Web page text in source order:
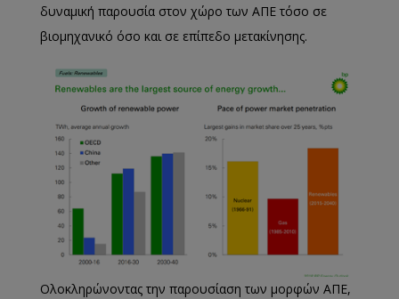
δυναμική παρουσία στον χώρο των ΑΠΕ τόσο σε
βιομηχανικό όσο και σε επίπεδο μετακίνησης.
Ολοκληρώνοντας την παρουσίαση των μορφών ΑΠΕ,